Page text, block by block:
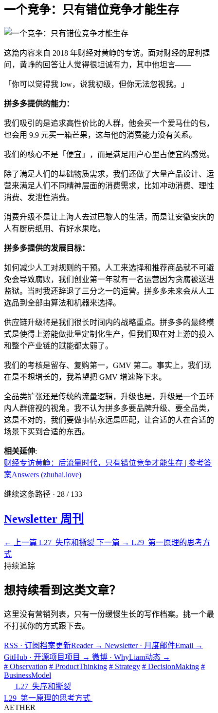
一个竞争：只有错位竞争才能生存
这篇内容来自 2018 年财经对黄峥的专访。面对财经的犀利提
问，黄峥的回答让人觉得很坦诚有力，其中他坦言——
「你可以觉得我 low，说我初级，但你无法忽视我。」
拼多多提供的能力：
我们吸引的是追求高性价比的人群，他会买一个爱马仕的包，
也会用 9.9 元买一箱芒果，这与他的消费能力没有关系。
我们的核心不是「便宜」，而是满足用户心里占便宜的感觉。
除了满足人们的基础物质需求，我们还做了大量产品设计、运
营来满足人们不同精神层面的消费需求，比如冲动消费、理性
消费、发泄性消费。
消费升级不是让上海人去过巴黎人的生活，而是让安徽安庆的
人有厨房纸用、有好水果吃。
拼多多提供的发展目标：
如何减少人工对规则的干预。人工来选择和推荐商品就不可避
免会导致腐败，我们创业第一年就有一名运营因为贪腐被送进
监狱。当时我还辞退了三分之一的运营。拼多多未来会从人工
选品到全部由算法和机器来选择。
供应链升级将是我们很长时间内的战略重点。拼多多的最终模
式是使得上游能做批量定制化生产，但我们现在对上游的投入
和整个产业链的赋能都太弱了。
我们的考核是留存、复购第一，GMV 第二。事实上，我们现
在是不想增长的，我希望把 GMV 增速降下来。
全品类扩张还是传统的流量逻辑，升级也是，升级是一个五环
内人群俯视的视角。我不认为拼多多要品牌升级、要全品类，
这是不对的，我们要做事情永远是匹配，让合适的人在合适的
场景下买到合适的东西。
相关延伸:
财经专访黄峥：后流量时代，只有错位竞争才能生存 | 参考答
案Answers (zhubai.love)
继续这条路径 · 28 / 133
Newsletter 周刊
← 上一篇 L27_失序和撕裂 下一篇 → L29_第一原理的思考方
式
持续追踪
想持续看到这类文章？
这里没有营销列表，只有一份缓慢生长的写作档案。挑一个最
不打扰你的方式跟下去。
RSS · 订阅档案更新Reader → Newsletter · 月度邮件Email →
GitHub · 开源项目项目 → 微博 · WhyLiam动态 →
# Observation # ProductThinking # Strategy # DecisionMaking #
BusinessModel
L27_失序和撕裂
L29_第一原理的思考方式
AETHER